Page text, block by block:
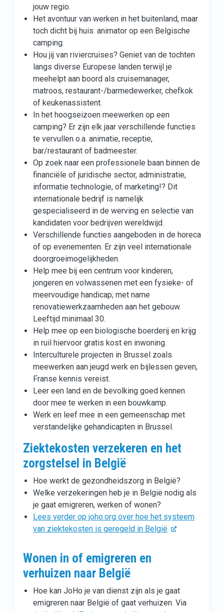
jouw regio.
Het avontuur van werken in het buitenland, maar
toch dicht bij huis: animator op een Belgische
camping.
Hou jij van riviercruises? Geniet van de tochten
langs diverse Europese landen terwijl je
meehelpt aan boord als cruisemanager,
matroos, restaurant-/barmedewerker, chefkok
of keukenassistent.
In het hoogseizoen meewerken op een
camping? Er zijn elk jaar verschillende functies
te vervullen o.a. animatie, receptie,
bar/restaurant of badmeester.
Op zoek naar een professionele baan binnen de
financiële of juridische sector, administratie,
informatie technologie, of marketing!? Dit
internationale bedrijf is namelijk
gespecialiseerd in de werving en selectie van
kandidaten voor bedrijven wereldwijd.
Verschillende functies aangeboden in de horeca
of op evenementen. Er zijn veel internationale
doorgroeimogelijkheden.
Help mee bij een centrum voor kinderen,
jongeren en volwassenen met een fysieke- of
meervoudige handicap; met name
renovatiewerkzaamheden aan het gebouw.
Leeftijd minimaal 30.
Help mee op een biologische boerderij en krijg
in ruil hiervoor gratis kost en inwoning.
Interculturele projecten in Brussel zoals
meewerken aan jeugd werk en bijlessen geven,
Franse kennis vereist.
Leer een land en de bevolking goed kennen
door mee te werken in een bouwkamp.
Werk en leef mee in een gemeenschap met
verstandelijke gehandicapten in Brussel.
Ziektekosten verzekeren en het
zorgstelsel in België
Hoe werkt de gezondheidszorg in België?
Welke verzekeringen heb je in België nodig als
je gaat emigreren, werken of wonen?
Lees verder op joho.org over hoe het systeem
van ziektekosten is geregeld in België
Wonen in of emigreren en
verhuizen naar België
Hoe kan JoHo je van dienst zijn als je gaat
emigreren naar België of gaat verhuizen. Via